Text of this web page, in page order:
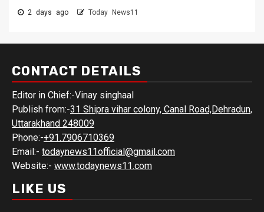
2 days ago Today News11
CONTACT DETAILS
Editor in Chief:-Vinay singhaal
Publish from:-31 Shipra vihar colony, Canal Road,Dehradun,
Uttarakhand 248009
Phone:-+91.7906710369
Email:- todaynews11official@gmail.com
Website:- www.todaynews11.com
LIKE US